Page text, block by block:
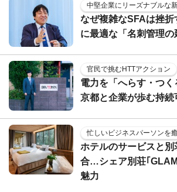
中堅企業にリーズナブルな
なぜ複雑なSFAは挫
に最適な「名刺管理
官民で挑むHTTアクション
電力を「へらす・つ
京都と企業が歩む持
忙しいビジネスパーソンを
ホテルのサービスと
合…シェア別荘｢
魅力